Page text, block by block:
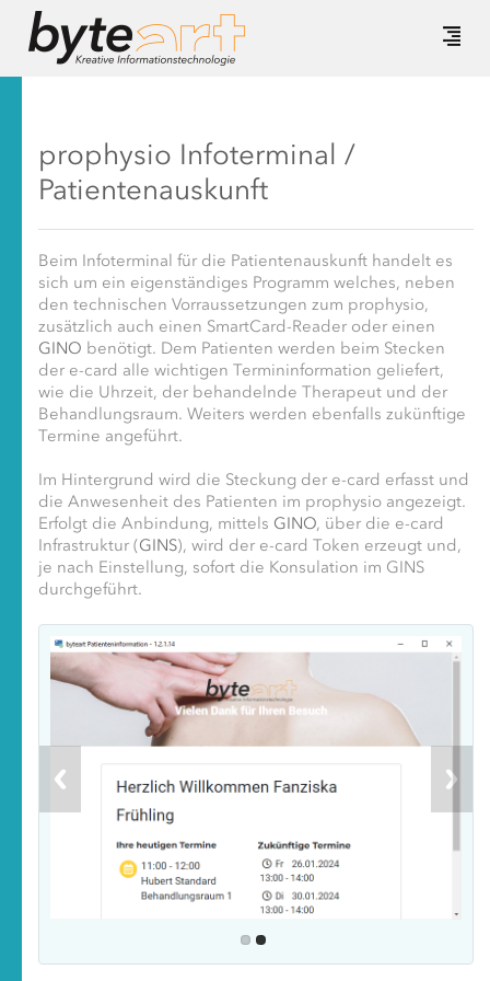
prophysio Infoterminal /
Patientenauskunft
Beim Infoterminal für die Patientenauskunft handelt es
sich um ein eigenständiges Programm welches, neben
den technischen Vorraussetzungen zum prophysio,
zusätzlich auch einen SmartCard-Reader oder einen
GINO benötigt. Dem Patienten werden beim Stecken
der e-card alle wichtigen Termininformation geliefert,
wie die Uhrzeit, der behandelnde Therapeut und der
Behandlungsraum. Weiters werden ebenfalls zukünftige
Termine angeführt.
Im Hintergrund wird die Steckung der e-card erfasst und
die Anwesenheit des Patienten im prophysio angezeigt.
Erfolgt die Anbindung, mittels GINO, über die e-card
Infrastruktur ( GINS), wird der e-card Token erzeugt und,
je nach Einstellung, sofort die Konsulation im GINS
durchgeführt.